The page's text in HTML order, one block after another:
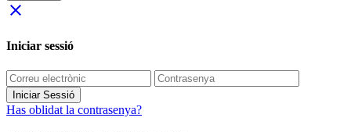
close
Iniciar sessió
Iniciar Sessió
Has oblidat la contrasenya?